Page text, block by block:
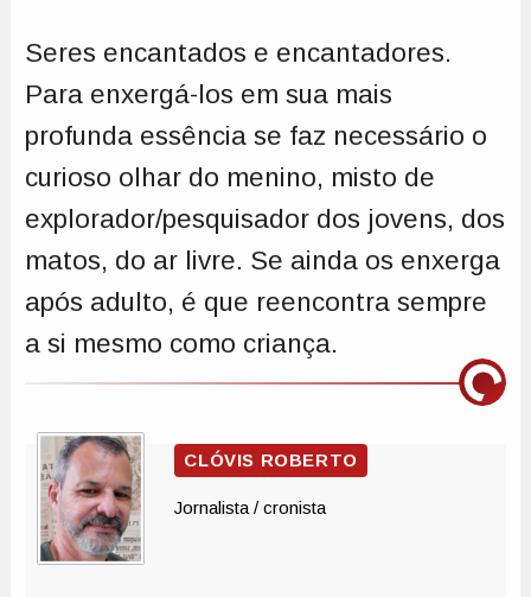
Seres encantados e encantadores.
Para enxergá-los em sua mais
profunda essência se faz necessário o
curioso olhar do menino, misto de
explorador/pesquisador dos jovens, dos
matos, do ar livre. Se ainda os enxerga
após adulto, é que reencontra sempre
a si mesmo como criança.